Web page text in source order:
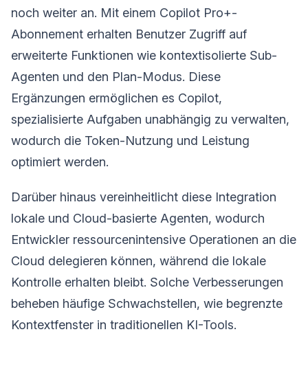
noch weiter an. Mit einem Copilot Pro+-
Abonnement erhalten Benutzer Zugriff auf
erweiterte Funktionen wie kontextisolierte Sub-
Agenten und den Plan-Modus. Diese
Ergänzungen ermöglichen es Copilot,
spezialisierte Aufgaben unabhängig zu verwalten,
wodurch die Token-Nutzung und Leistung
optimiert werden.
Darüber hinaus vereinheitlicht diese Integration
lokale und Cloud-basierte Agenten, wodurch
Entwickler ressourcenintensive Operationen an die
Cloud delegieren können, während die lokale
Kontrolle erhalten bleibt. Solche Verbesserungen
beheben häufige Schwachstellen, wie begrenzte
Kontextfenster in traditionellen KI-Tools.